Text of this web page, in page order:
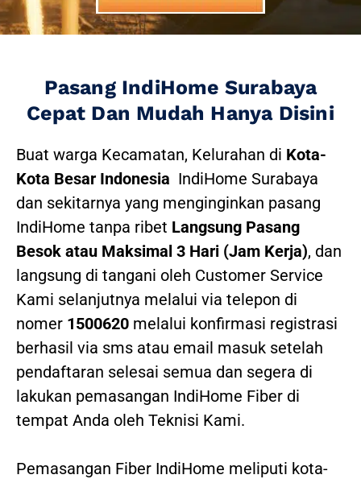
Pasang IndiHome Surabaya
Cepat Dan Mudah Hanya Disini
Buat warga Kecamatan, Kelurahan di Kota-
Kota Besar Indonesia IndiHome Surabaya
dan sekitarnya yang menginginkan pasang
IndiHome tanpa ribet Langsung Pasang
Besok atau Maksimal 3 Hari (Jam Kerja), dan
langsung di tangani oleh Customer Service
Kami selanjutnya melalui via telepon di
nomer 1500620 melalui konfirmasi registrasi
berhasil via sms atau email masuk setelah
pendaftaran selesai semua dan segera di
lakukan pemasangan IndiHome Fiber di
tempat Anda oleh Teknisi Kami.
Pemasangan Fiber IndiHome meliputi kota-